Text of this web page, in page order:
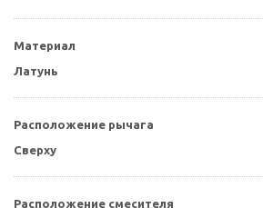
Материал
Латунь
Расположение рычага
Сверху
Расположение смесителя